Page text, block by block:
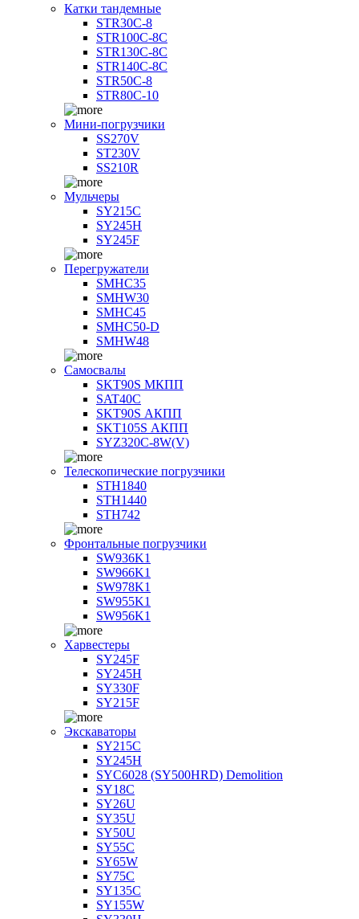
Катки тандемные
STR30C-8
STR100C-8С
STR130C-8С
STR140C-8С
STR50C-8
STR80C-10
Мини-погрузчики
SS270V
ST230V
SS210R
Мульчеры
SY215C
SY245H
SY245F
Перегружатели
SMHC35
SMHW30
SMHC45
SMHC50-D
SMHW48
Самосвалы
SKT90S МКПП
SAT40C
SKT90S АКПП
SKT105S АКПП
SYZ320C-8W(V)
Телескопические погрузчики
STH1840
STH1440
STH742
Фронтальные погрузчики
SW936K1
SW966K1
SW978K1
SW955K1
SW956K1
Харвестеры
SY245F
SY245H
SY330F
SY215F
Экскаваторы
SY215C
SY245H
SYC6028 (SY500HRD) Demolition
SY18C
SY26U
SY35U
SY50U
SY55C
SY65W
SY75C
SY135C
SY155W